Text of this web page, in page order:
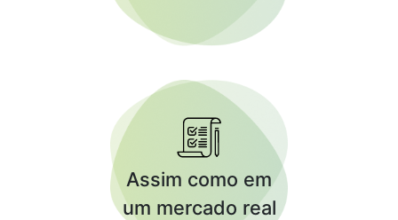
Assim como em
um mercado real